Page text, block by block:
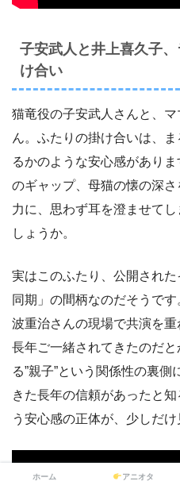
子安武人と井上喜久子
け合い
猫竜役の子安武人さんと、
ん。ふたりの掛け合いは、
るかのような安心感があり
のギャップ、母猫の懐の深
力に、思わず耳を澄ませて
しょうか。
実はこのふたり、公開され
同期」の間柄なのだそうで
波重治さんの現場で共演を
長年ご一緒されてきたのだ
る”親子”という関係性の裏
きた長年の信頼があったと
う安心感の正体が、少しだ
ホーム アニオタ